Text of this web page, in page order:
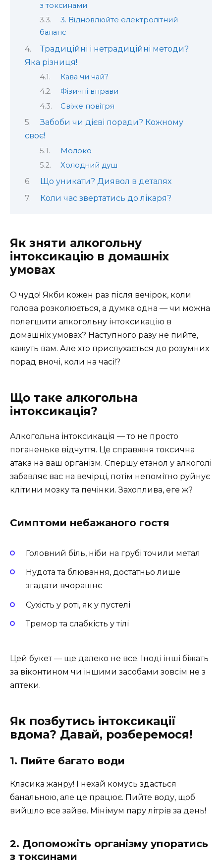
з токсинами
3. Відновлюйте електролітний
баланс
Традиційні і нетрадиційні методи?
Яка різниця!
Кава чи чай?
Фізичні вправи
Свіже повітря
Забоби чи дієві поради? Кожному
своє!
Молоко
Холодний душ
Що уникати? Диявол в деталях
Коли час звертатись до лікаря?
Як зняти алкогольну
інтоксикацію в домашніх
умовах
О чудо! Якби кожен раз після вечірок, коли
голова розколюється, а думка одна — чи можна
полегшити алкогольну інтоксикацію в
домашніх умовах? Наступного разу не пийте,
кажуть вам. Але хто прислухається до розумних
порад вночі, коли на часі!?
Що таке алкогольна
інтоксикація?
Алкогольна інтоксикація — то не просто
поганеньке відчуття. Це справжня токсична
атака на ваш організм. Спершу етанол у алкоголі
забавляє вас на вечірці, потім непомітно руйнує
клітини мозку та печінки. Захоплива, еге ж?
Симптоми небажаного гостя
Головний біль, ніби на грубі точили метал
Нудота та блювання, достатньо лише
згадати вчорашнє
Сухість у роті, як у пустелі
Тремор та слабкість у тілі
Цей букет — ще далеко не все. Іноді інші біжать
за віконтином чи іншими засобами зовсім не з
аптеки.
Як позбутись інтоксикації
вдома? Давай, розберемося!
1. Пийте багато води
Класика жанру! І нехай комусь здасться
банальною, але це працює. Пийте воду, щоб
вийшло все зайве. Мінімум пару літрів за день!
2. Допоможіть організму упоратись
з токсинами